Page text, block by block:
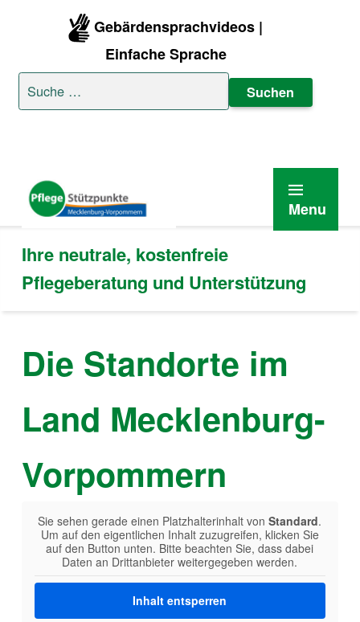
Gebärdensprachvideos |
Einfache Sprache
Suche nach:
Menu
Ihre neutrale, kostenfreie
Pflegeberatung und Unterstützung
Die Standorte im
Land Mecklenburg-
Vorpommern
Sie sehen gerade einen Platzhalterinhalt vonStandard.
Um auf den eigentlichen Inhalt zuzugreifen, klicken Sie
auf den Button unten. Bitte beachten Sie, dass dabei
Daten an Drittanbieter weitergegeben werden.
Inhalt entsperren